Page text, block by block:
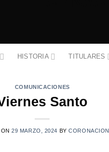
HISTORIA TITULARES
COMUNICACIONES
Santo
ON29 MARZO, 2024 BYCORONACION